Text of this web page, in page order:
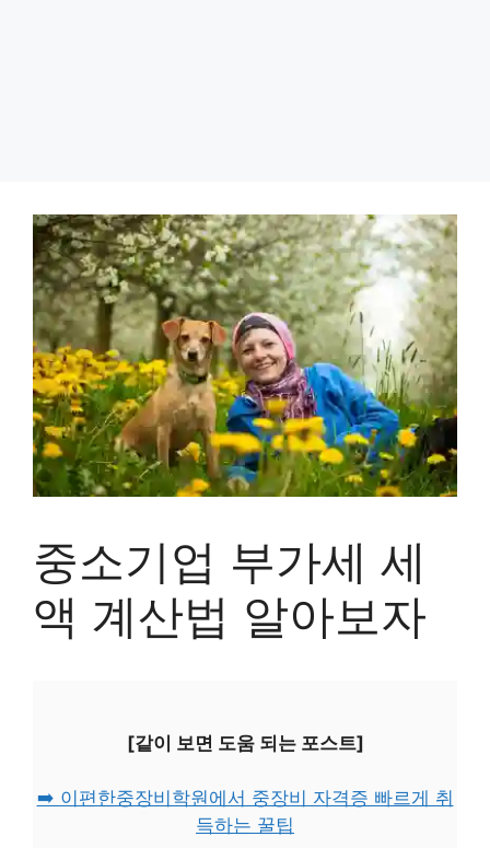
중소기업 부가세 세
액 계산법 알아보자
[같이 보면 도움 되는 포스트]
➡️ 이편한중장비학원에서 중장비 자격증 빠르게 취
득하는 꿀팁